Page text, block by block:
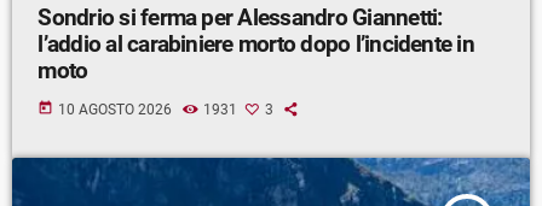
Sondrio si ferma per Alessandro Giannetti:
l’addio al carabiniere morto dopo l’incidente in
moto
today 10 AGOSTO 2026 1931 3